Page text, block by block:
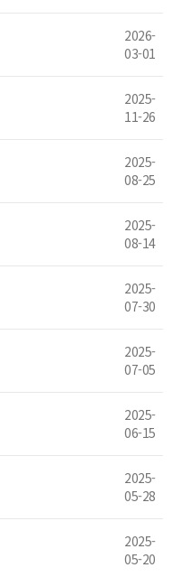
2026-
03-01
2025-
11-26
2025-
08-25
2025-
08-14
2025-
07-30
2025-
07-05
2025-
06-15
2025-
05-28
2025-
05-20